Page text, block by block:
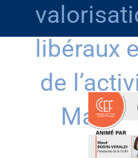
libéraux
de
Mardi